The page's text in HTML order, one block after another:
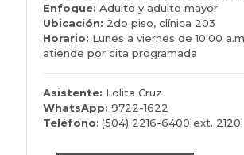
Enfoque: Adulto y adulto mayor
Ubicación: 2do piso, clínica 203
Horario: Lunes a viernes de 10:00
atiende por cita programada
Asistente: Lolita Cruz
WhatsApp: 9722-1622
Teléfono: (504) 2216-6400 ext. 2120